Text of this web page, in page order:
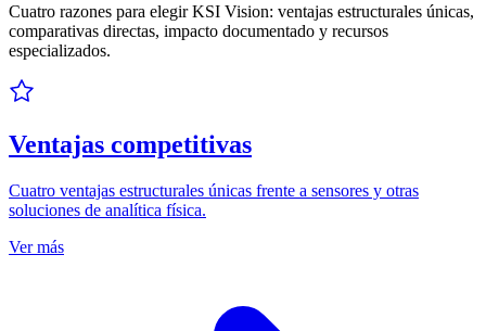
Cuatro razones para elegir KSI Vision: ventajas estructurales únicas,
comparativas directas, impacto documentado y recursos
especializados.
Ventajas competitivas
Cuatro ventajas estructurales únicas frente a sensores y otras
soluciones de analítica física.
Ver más